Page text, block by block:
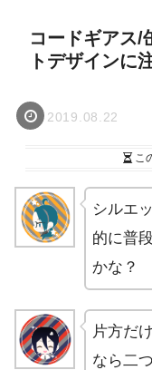
コードギアス/
トデザインに
2019.08.22
こ
シルエ
的に普
かな？
片方だ
なら二